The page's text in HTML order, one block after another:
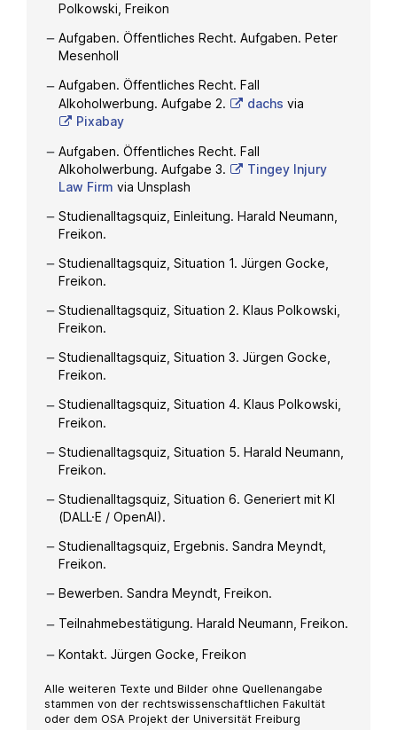
Polkowski, Freikon
Aufgaben. Öffentliches Recht. Aufgaben. Peter
Mesenholl
Aufgaben. Öffentliches Recht. Fall
Alkoholwerbung. Aufgabe 2.
dachs via
Pixabay
Aufgaben. Öffentliches Recht. Fall
Alkoholwerbung. Aufgabe 3.
Tingey Injury
Law Firm via Unsplash
Studienalltagsquiz, Einleitung. Harald Neumann,
Freikon.
Studienalltagsquiz, Situation 1. Jürgen Gocke,
Freikon.
Studienalltagsquiz, Situation 2. Klaus Polkowski,
Freikon.
Studienalltagsquiz, Situation 3. Jürgen Gocke,
Freikon.
Studienalltagsquiz, Situation 4. Klaus Polkowski,
Freikon.
Studienalltagsquiz, Situation 5. Harald Neumann,
Freikon.
Studienalltagsquiz, Situation 6. Generiert mit KI
(DALL·E / OpenAI).
Studienalltagsquiz, Ergebnis. Sandra Meyndt,
Freikon.
Bewerben. Sandra Meyndt, Freikon.
Teilnahmebestätigung. Harald Neumann, Freikon.
Kontakt. Jürgen Gocke, Freikon
Alle weiteren Texte und Bilder ohne Quellenangabe
stammen von der rechtswissenschaftlichen Fakultät
oder dem OSA Projekt der Universität Freiburg